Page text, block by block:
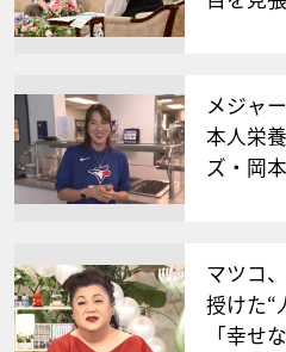
メジャ
本人栄
ズ・岡
マツコ
授けた“
「幸せ